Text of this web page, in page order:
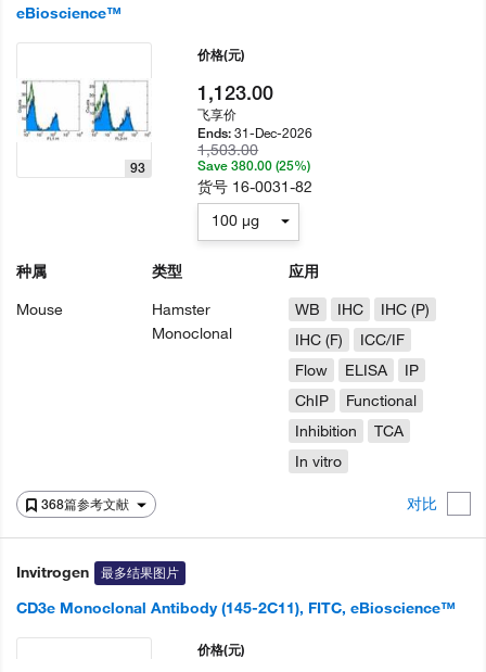
eBioscience™
368篇参考文献 对比
93
种属
Mouse
类型
Hamster
Monoclonal
应用
WB
IHC
IHC (P)
IHC (F)
ICC/IF
Flow
ELISA
IP
ChIP
Functional
Inhibition
TCA
In vitro
价格(元)
1,123.00
飞享价
Ends:31-Dec-2026
1,503.00
Save 380.00 (25%)
货号 16-0031-82
100 µg
Invitrogen 最多结果图片
CD3e Monoclonal Antibody (145-2C11), FITC, eBioscience™
价格(元)